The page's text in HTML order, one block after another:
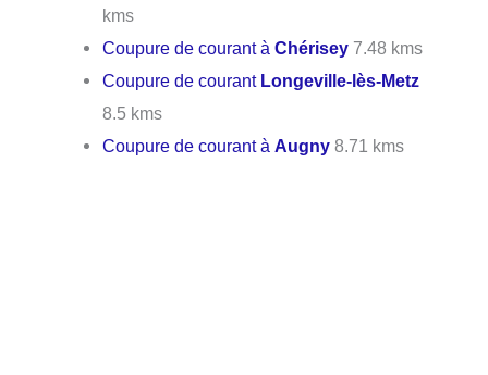
kms
Coupure de courant àChérisey 7.48 kms
Coupure de courant Longeville-lès-Metz
8.5 kms
Coupure de courant àAugny 8.71 kms